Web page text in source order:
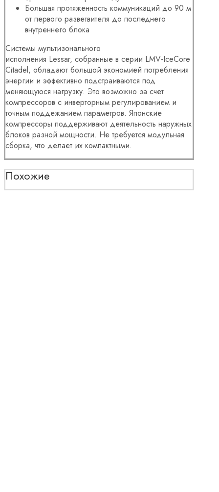
Большая протяженность коммуникаций до 90 м
от первого разветвителя до последнего
внутреннего блока
Системы мультизонального
исполнения Lessar, собранные в серии LMV-IceCore
Citadel, обладают большой экономией потребления
энергии и эффективно подстраиваются под
меняющуюся нагрузку. Это возможно за счет
компрессоров с инверторным регулированием и
точным поддежанием параметров. Японские
компрессоры поддерживают деятельность наружных
блоков разной мощности. Не требуется модульная
сборка, что делает их компактными.
Похожие